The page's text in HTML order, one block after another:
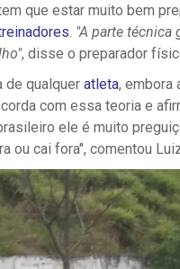
que estar muito bem
"A parte técnica
, disse o preparador
de qualquer atleta, embora
com essa teoria e
ele é muito
ou cai fora", comentou